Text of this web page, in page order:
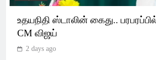
உதயநிதி ஸ்டாலின் கைது..
CM விஜய்
2 days ago